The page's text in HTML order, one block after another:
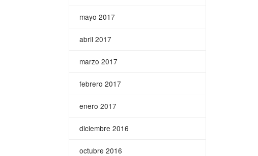
mayo 2017
abril 2017
marzo 2017
febrero 2017
enero 2017
diciembre 2016
octubre 2016